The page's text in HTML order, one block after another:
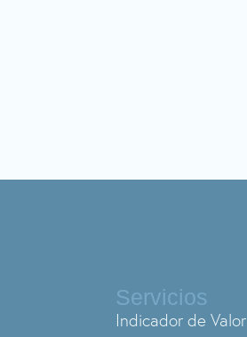
Servicios
Indicador de Valor